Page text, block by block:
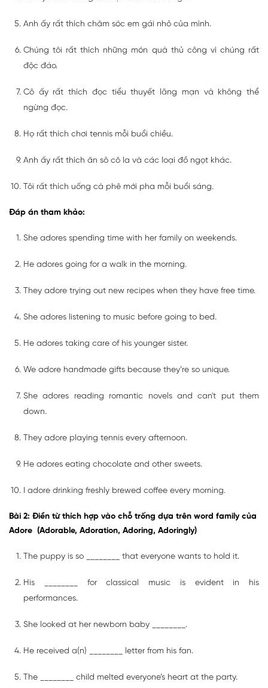
Anh ấy rất thích chăm sóc em gái nhỏ của mình.
Chúng tôi rất thích những món quà thủ công vì chúng rất
độc đáo.
Cô ấy rất thích đọc tiểu thuyết lãng mạn và không thể
ngừng đọc.
Họ rất thích chơi tennis mỗi buổi chiều.
Anh ấy rất thích ăn sô cô la và các loại đồ ngọt khác.
Tôi rất thích uống cà phê mới pha mỗi buổi sáng.
Đáp án tham khảo:
She adores spending time with her family on weekends.
He adores going for a walk in the morning.
They adore trying out new recipes when they have free time.
She adores listening to music before going to bed.
He adores taking care of his younger sister.
We adore handmade gifts because they’re so unique.
She adores reading romantic novels and can't put them
down.
They adore playing tennis every afternoon.
He adores eating chocolate and other sweets.
I adore drinking freshly brewed coffee every morning.
Bài 2: Điền từ thích hợp vào chỗ trống dựa trên word family của
Adore (Adorable, Adoration, Adoring, Adoringly)
The puppy is so ________ that everyone wants to hold it.
His ________ for classical music is evident in his
performances.
She looked at her newborn baby ________.
He received a(n) ________ letter from his fan.
The ________ child melted everyone’s heart at the party.